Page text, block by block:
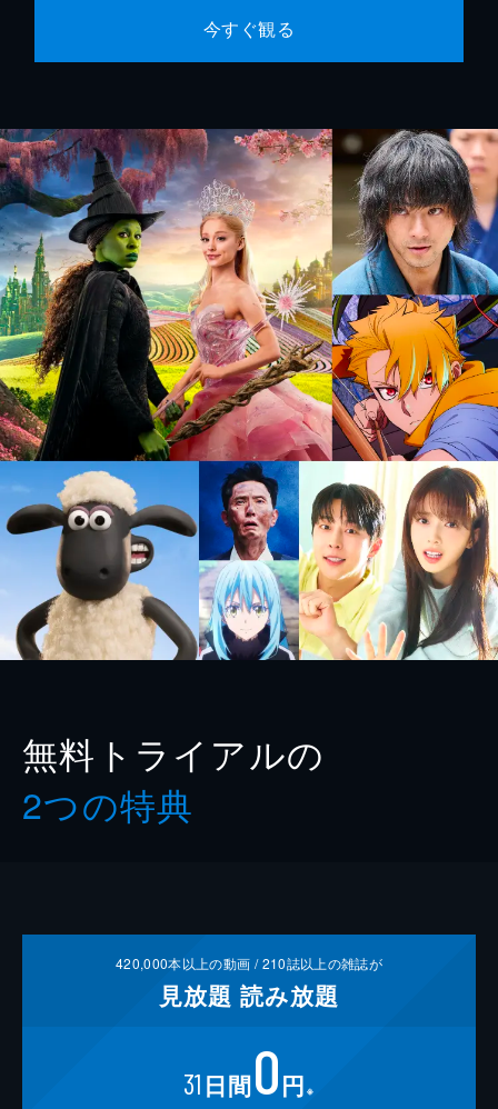
今すぐ観る
無料トライアルの
2つの特典
420,000本以上の動画 /210誌以上の雑誌が
見放題 読み放題
31 日間0円 ※